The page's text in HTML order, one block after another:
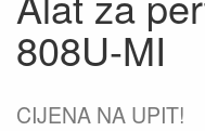
808U-MI
CIJENA NA UPIT!